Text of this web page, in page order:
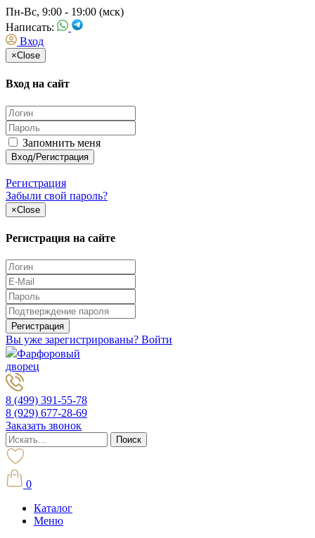
Пн-Вс, 9:00 - 19:00 (мск)
Написать:
Вход
×Close
Вход на сайт
Запомнить меня
Регистрация
Забыли свой пароль?
×Close
Регистрация на сайте
Вы уже зарегистрированы? Войти
Фарфоровый
дворец
8 (499) 391-55-78
8 (929) 677-28-69
Заказать звонок
0
Каталог
Меню